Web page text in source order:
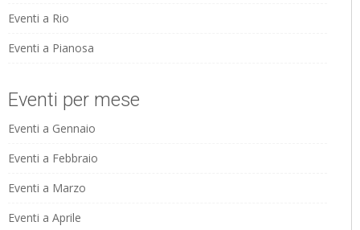
Eventi a Rio
Eventi a Pianosa
Eventi per mese
Eventi a Gennaio
Eventi a Febbraio
Eventi a Marzo
Eventi a Aprile